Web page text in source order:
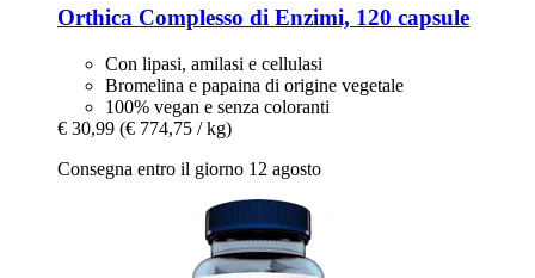
Orthica Complesso di Enzimi, 120 capsule
Con lipasi, amilasi e cellulasi
Bromelina e papaina di origine vegetale
100% vegan e senza coloranti
€ 30,99 (€ 774,75 / kg)
Consegna entro il giorno 12 agosto